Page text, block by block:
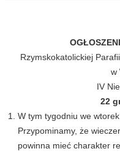
Rzymskokatolickiej
w
IV
22
W tym tygodniu we
Przypominamy, że
powinna mieć charakter